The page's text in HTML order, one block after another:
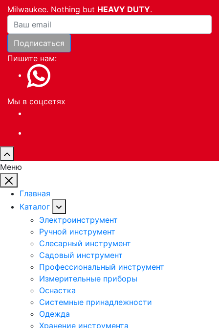
Milwaukee. Nothing but HEAVY DUTY.
Ваша почта
Подписаться
Пишите нам:
Мы в соцсетях
Меню
Главная
Каталог
Электроинструмент
Ручной инструмент
Слесарный инструмент
Садовый инструмент
Профессиональный инструмент
Измерительные приборы
Оснастка
Системные принадлежности
Одежда
Хранение инструмента